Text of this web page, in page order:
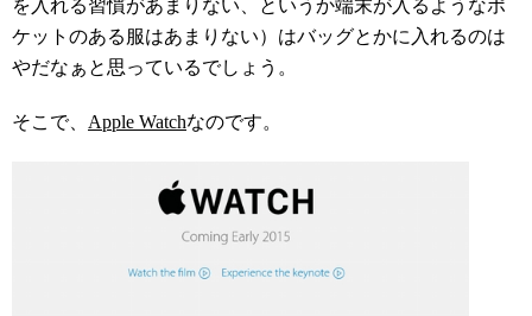
を入れる習慣があまりない、というか端末が入るようなポ
ケットのある服はあまりない）はバッグとかに入れるのは
やだなぁと思っているでしょう。
そこで、 Apple Watchなのです。